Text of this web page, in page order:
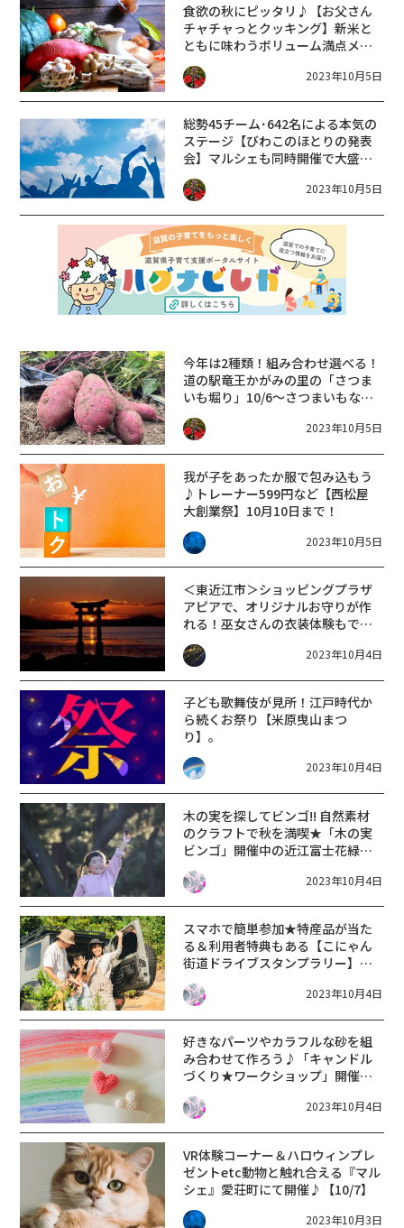
食欲の秋にピッタリ♪【お父さん
チャチャっとクッキング】新米と
ともに味わうボリューム満点メニ
ューを作ろう！〈10/22〉
2023年10月5日
総勢45チーム･642名による本気の
ステージ【びわこのほとりの発表
会】マルシェも同時開催で大盛り
上がりの2日間！10/7･8
2023年10月5日
今年は2種類！組み合わせ選べる！
道の駅竜王かがみの里の「さつま
いも堀り」10/6～さつまいもなく
なり次第終了です
2023年10月5日
我が子をあったか服で包み込もう
♪トレーナー599円など【西松屋
大創業祭】10月10日まで！
2023年10月5日
＜東近江市＞ショッピングプラザ
アピアで、オリジナルお守りが作
れる！巫女さんの衣装体験もでき
ますよ
2023年10月4日
子ども歌舞伎が見所！江戸時代か
ら続くお祭り【米原曳山まつ
り】。
2023年10月4日
木の実を探してビンゴ!! 自然素材
のクラフトで秋を満喫★「木の実
ビンゴ」開催中の近江富士花緑公
園へ遊びに行こう♪【〜11/30ま
で】
2023年10月4日
スマホで簡単参加★特産品が当た
る＆利用者特典もある【こにゃん
街道ドライブスタンプラリー】開
催中！【竜王・湖南・信楽】
2023年10月4日
好きなパーツやカラフルな砂を組
み合わせて作ろう♪「キャンドル
づくり★ワークショップ」開催！
ハロウィンのインテリアにも
♪【10/7〜9 ピエリ守山】2023年10月4日
VR体験コーナー＆ハロウィンプレ
ゼントetc動物と触れ合える『マル
シェ』愛荘町にて開催♪【10/7】
2023年10月3日